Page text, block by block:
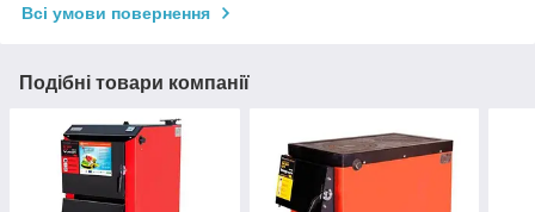
Всі умови повернення
Подібні товари компанії